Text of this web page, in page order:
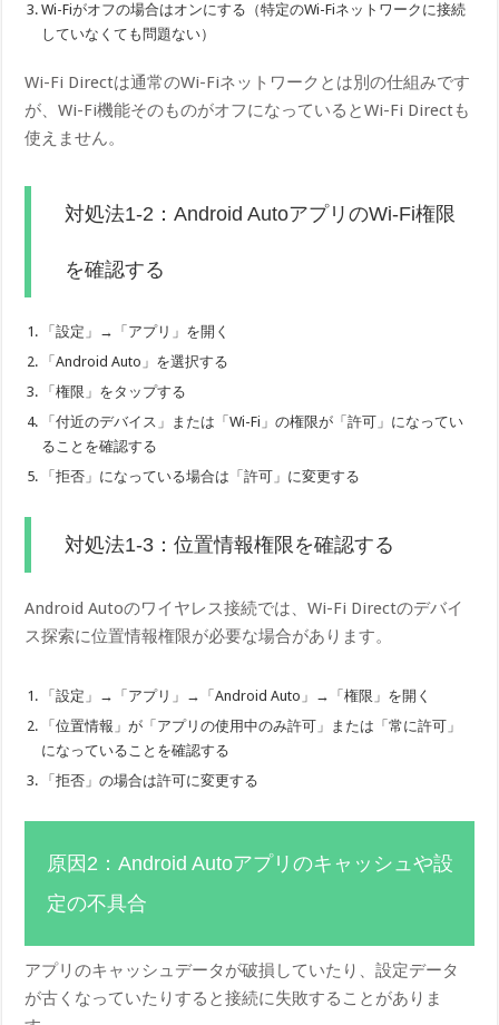
Wi-Fiがオフの場合はオンにする（特定のWi-Fiネットワークに接続
していなくても問題ない）
Wi-Fi Directは通常のWi-Fiネットワークとは別の仕組みです
が、Wi-Fi機能そのものがオフになっているとWi-Fi Directも
使えません。
対処法1-2：Android AutoアプリのWi-Fi権限
を確認する
「設定」→「アプリ」を開く
「Android Auto」を選択する
「権限」をタップする
「付近のデバイス」または「Wi-Fi」の権限が「許可」になってい
ることを確認する
「拒否」になっている場合は「許可」に変更する
対処法1-3：位置情報権限を確認する
Android Autoのワイヤレス接続では、Wi-Fi Directのデバイ
ス探索に位置情報権限が必要な場合があります。
「設定」→「アプリ」→「Android Auto」→「権限」を開く
「位置情報」が「アプリの使用中のみ許可」または「常に許可」
になっていることを確認する
「拒否」の場合は許可に変更する
原因2：Android Autoアプリのキャッシュや設
定の不具合
アプリのキャッシュデータが破損していたり、設定データ
が古くなっていたりすると接続に失敗することがありま